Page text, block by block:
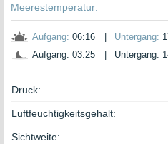
Meerestemperatur:
Aufgang: 06:16 | Untergang:
Aufgang: 03:25
| Untergang:
Druck:
Luftfeuchtigkeitsgehalt:
Sichtweite: